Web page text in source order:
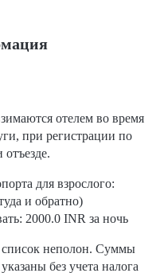
отелем во время
при регистрации по
для взрослого:
и обратно)
2000.0 INR за ночь
неполон. Суммы
без учета налога